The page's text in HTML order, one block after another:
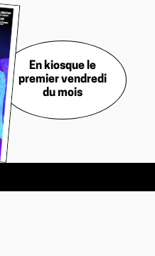
En kiosque le
premier vendredi
du mois